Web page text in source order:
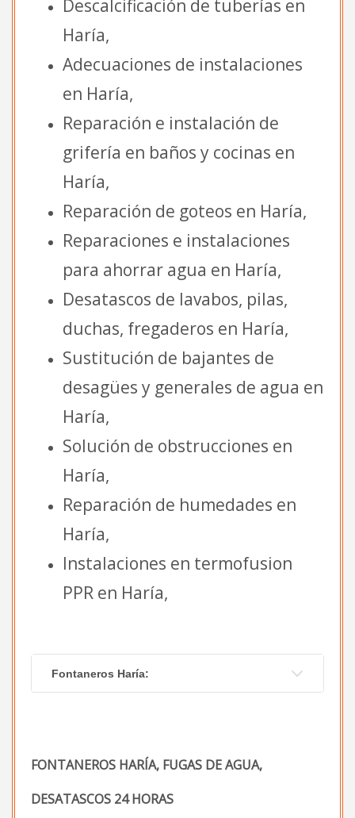
Descalcificación de tuberías en
Haría,
Adecuaciones de instalaciones
en Haría,
Reparación e instalación de
grifería en baños y cocinas en
Haría,
Reparación de goteos en Haría,
Reparaciones e instalaciones
para ahorrar agua en Haría,
Desatascos de lavabos, pilas,
duchas, fregaderos en Haría,
Sustitución de bajantes de
desagües y generales de agua en
Haría,
Solución de obstrucciones en
Haría,
Reparación de humedades en
Haría,
Instalaciones en termofusion
PPR en Haría,
Fontaneros Haría:
FONTANEROS HARÍA, FUGAS DE AGUA,
DESATASCOS 24 HORAS